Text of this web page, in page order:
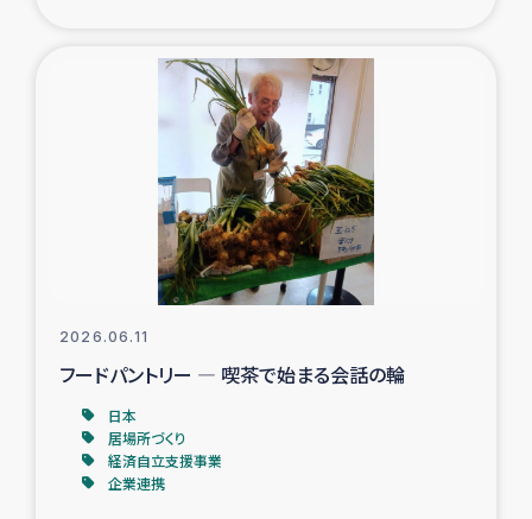
ガザ地区における被災住民への緊急支援
ガザ地区酪農を通した女性グループの生計支援
ふりかけ普及と食生活改善による栄養改善事業
フェアトレード事業
女性の生計向上を通じた子どもの栄養改善事業
2026.06.11
フードパントリー ― 喫茶で始まる会話の輪
日本
居場所づくり
経済自立支援事業
企業連携